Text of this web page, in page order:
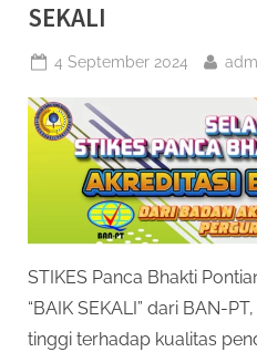
SEKALI
Posted
4 September 2024 By
STIKES Panca Bhakti
“BAIK SEKALI” dari BAN-
tinggi terhadap kualitas